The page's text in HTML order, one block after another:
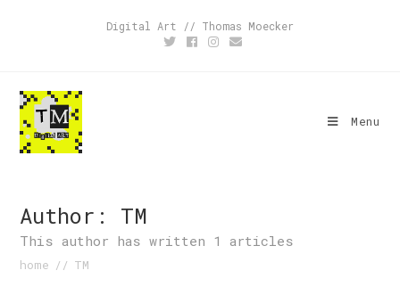
Digital Art // Thomas Moecker
Menu
Author: TM
This author has written 1 articles
home // TM